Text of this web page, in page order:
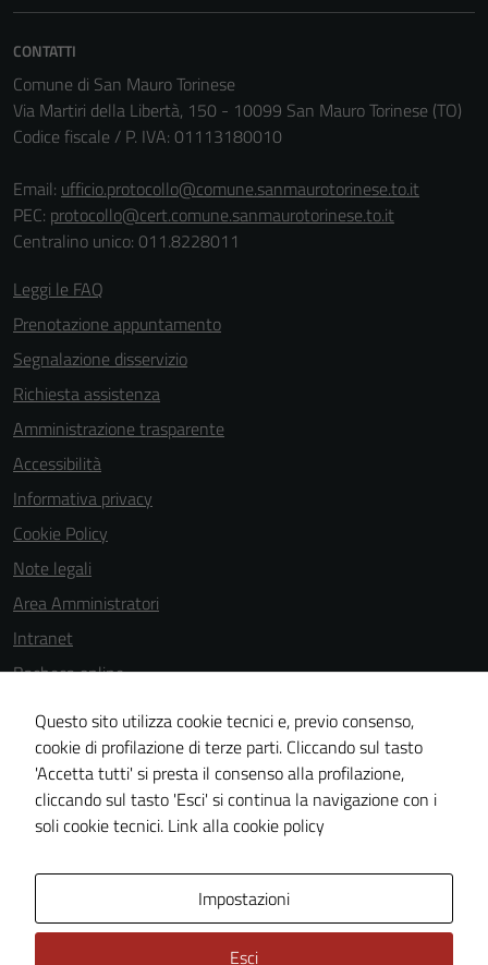
CONTATTI
Comune di San Mauro Torinese
Via Martiri della Libertà, 150 - 10099 San Mauro Torinese (TO)
Codice fiscale / P. IVA: 01113180010
Email: ufficio.protocollo@comune.sanmaurotorinese.to.it
PEC: protocollo@cert.comune.sanmaurotorinese.to.it
Centralino unico: 011.8228011
Leggi le FAQ
Prenotazione appuntamento
Segnalazione disservizio
Richiesta assistenza
Amministrazione trasparente
Accessibilità
Informativa privacy
Cookie Policy
Note legali
Area Amministratori
Intranet
Bacheca online
Dichiarazione di accessibilità
Dichiarazione di accessibilità e modalità di segnalazioni di non
conformità
Piano di miglioramento del sito
Questo sito utilizza cookie tecnici e, previo consenso,
cookie di profilazione di terze parti. Cliccando sul tasto
'Accetta tutti' si presta il consenso alla profilazione,
cliccando sul tasto 'Esci' si continua la navigazione con i
soli cookie tecnici. Link alla cookie policy
Impostazioni
Esci